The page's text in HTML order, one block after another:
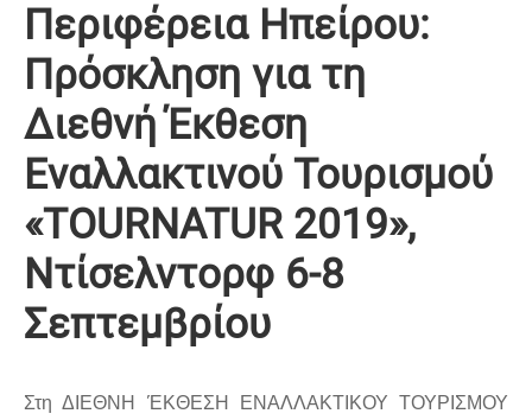
Περιφέρεια Ηπείρου:
Πρόσκληση για τη
Διεθνή Έκθεση
Εναλλακτινού Τουρισμού
«TOURNATUR 2019»,
Ντίσελντορφ 6-8
Σεπτεμβρίου
Στη ΔΙΕΘΝΗ ΈΚΘΕΣΗ ΕΝΑΛΛΑΚΤΙΚΟΥ ΤΟΥΡΙΣΜΟΥ